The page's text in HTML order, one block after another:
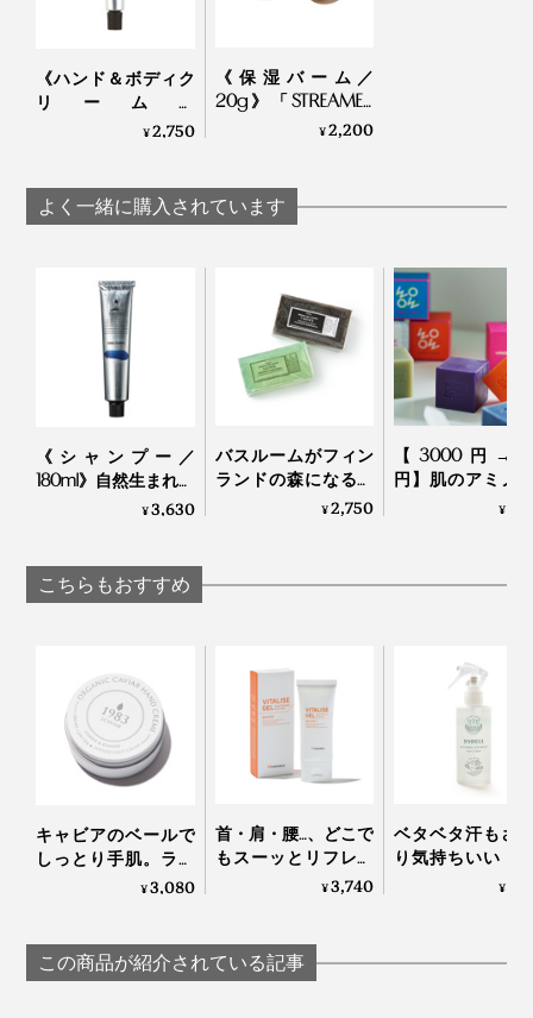
手に残ったバームでハンドケアもできるので、手洗いす
る必要もありません。
ジムやサウナ、旅先へも、これひとつでスキンケアとヘ
アケアがまかなえて、とても重宝します。
《ハンド＆ボディク
リーム》
「STREAMER COFFEE
も愛用するコーヒー
の香りの保湿ケア｜
¥2,750
《保湿バーム／
20g》「STREAMER
COFFEE COMPANY」
肌・唇・髪の乾燥ケ
ア｜EVEREST
¥2,200
よく一緒に購入されています
《シャンプー／
180ml》自然生まれの
フルボ酸と高山植物
るノンシリコンシャ
ンプー｜EVEREST
¥3,630
バスルームがフィン
ランドの森になる、
「白樺の若葉」と
¥2,750
【3000円
円】肌のアミノ
近い「セリシン
¥
こちらもおすすめ
キャビアのベールで
しっとり手肌。ライ
トなつけ心地の
宮崎キャビア1983
¥3,080
首・肩・腰…、どこで
もスーッとリフレッ
シュする「バイタラ
¥3,740
ベタベタ汗もさ
り気持ちいい！
顔も体も、スプ
¥
この商品が紹介されている記事